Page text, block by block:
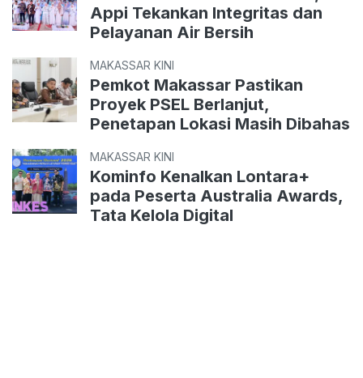
Appi Tekankan Integritas dan
Pelayanan Air Bersih
MAKASSAR KINI
Pemkot Makassar Pastikan
Proyek PSEL Berlanjut,
Penetapan Lokasi Masih Dibahas
MAKASSAR KINI
Kominfo Kenalkan Lontara+
pada Peserta Australia Awards,
Tata Kelola Digital